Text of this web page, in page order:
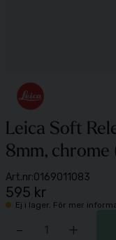
Leica Soft
8mm, chrome
Art.nr:0169011083
595 kr
Ej i lager. För mer
- +